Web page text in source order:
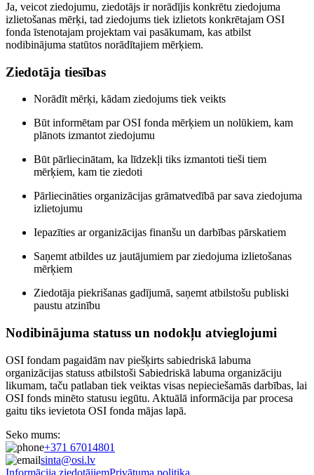
Ja, veicot ziedojumu, ziedotājs ir norādījis konkrētu ziedojuma
izlietošanas mērķi, tad ziedojums tiek izlietots konkrētajam OSI
fonda īstenotajam projektam vai pasākumam, kas atbilst
nodibinājuma statūtos norādītajiem mērķiem.
Ziedotāja tiesības
Norādīt mērķi, kādam ziedojums tiek veikts
Būt informētam par OSI fonda mērķiem un nolūkiem, kam
plānots izmantot ziedojumu
Būt pārliecinātam, ka līdzekļi tiks izmantoti tieši tiem
mērķiem, kam tie ziedoti
Pārliecināties organizācijas grāmatvedībā par sava ziedojuma
izlietojumu
Iepazīties ar organizācijas finanšu un darbības pārskatiem
Saņemt atbildes uz jautājumiem par ziedojuma izlietošanas
mērķiem
Ziedotāja piekrišanas gadījumā, saņemt atbilstošu publiski
paustu atzinību
Nodibinājuma statuss un nodokļu atvieglojumi
OSI fondam pagaidām nav piešķirts sabiedriskā labuma
organizācijas statuss atbilstoši Sabiedriskā labuma organizāciju
likumam, taču patlaban tiek veiktas visas nepieciešamās darbības, lai
OSI fonds minēto statusu iegūtu. Aktuālā informācija par procesa
gaitu tiks ievietota OSI fonda mājas lapā.
Seko mums:
+371 67014801
sinta@osi.lv
Informācija ziedotājiemPrivātuma politika